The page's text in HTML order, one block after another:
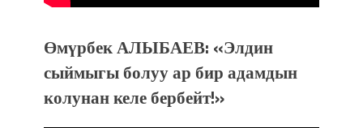
Өмүрбек АЛЫБАЕВ: «Элдин
сыймыгы болуу ар бир адамдын
колунан келе бербейт!»